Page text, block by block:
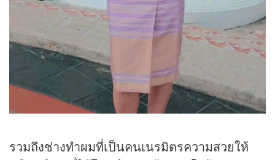
รวมถึงช่างทำผมที่เป็นคนเนรมิตรความสวยให้